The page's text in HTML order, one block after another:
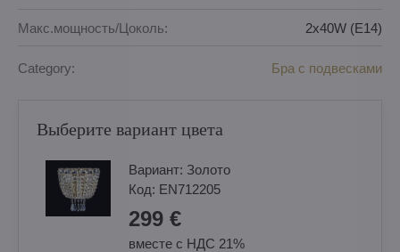
Макс.мощность/Цоколь: 2x40W (E14)
Category: Бра с подвесками
Выберите вариант цвета
Вариант: Золотo
Код: EN712205
299 €
вместе с НДС 21%